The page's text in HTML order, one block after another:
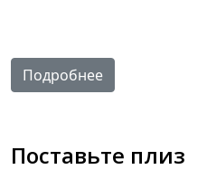
Подробнее
Поставьте плиз